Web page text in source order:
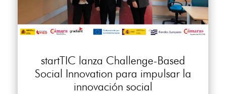
startTIC lanza Challenge-Based
Social Innovation para impulsar la
innovación social